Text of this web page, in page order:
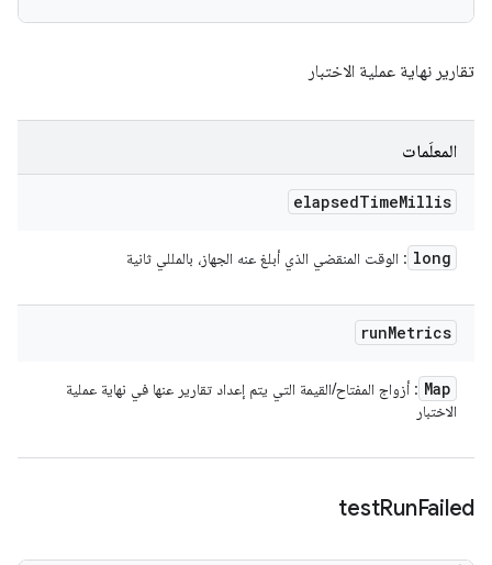
تقارير نهاية عملية الاختبار
المعلَمات
elapsedTimeMillis
long : الوقت المنقضي الذي أبلغ عنه الجهاز، بالمللي ثانية
runMetrics
Map : أزواج المفتاح/القيمة التي يتم إعداد تقارير عنها في نهاية عملية
الاختبار
testRunFailed